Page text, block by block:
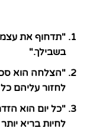
"תדחוף את
בשבילך."
"הצלחה הוא
לחזור עליהם כל
"כל יום הוא
לחיות בריא